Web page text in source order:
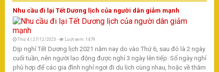
Nhu cầu đi lại Tết Dương lịch của người dân giảm mạnh
Thứ 4 | 27/12/2023 - Lượt xem: 1479
Dịp nghỉ Tết Dương lịch 2021 năm nay do vào Thứ 6, sau đó là 2 ngày
cuối tuần, nên người lao động được nghỉ 3 ngày lên tiếp. Số ngày nghỉ
phù hợp để các gia đình nghỉ ngơi đi du lịch cùng nhau, hoặc về thăm